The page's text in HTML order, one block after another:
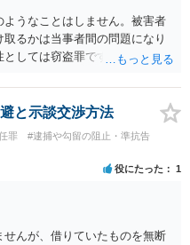
うなことはしません。被害者
るかは当事者間の問題になり
しては窃盗罪ですので、逮捕
と示談交渉方法
罪
#逮捕や勾留の阻止・準抗告
役にたった 1
んが、借りていたものを無断